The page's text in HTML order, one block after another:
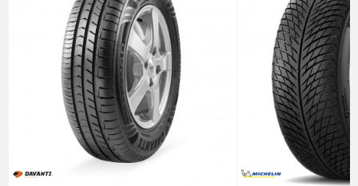
Anti-spam zaštita - izračunajte koliko je 6 - 1 :